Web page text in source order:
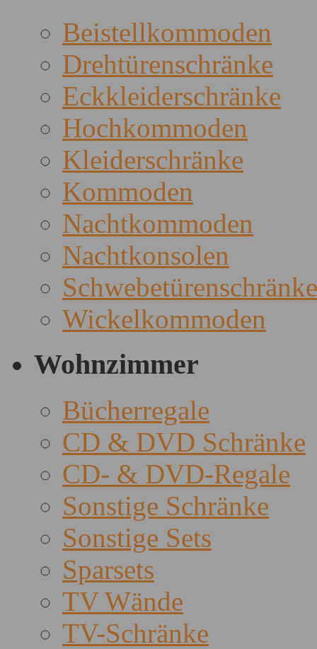
Beistellkommoden
Drehtürenschränke
Eckkleiderschränke
Hochkommoden
Kleiderschränke
Kommoden
Nachtkommoden
Nachtkonsolen
Schwebetürenschränke
Wickelkommoden
Wohnzimmer
Bücherregale
CD & DVD Schränke
CD- & DVD-Regale
Sonstige Schränke
Sonstige Sets
Sparsets
TV Wände
TV-Schränke